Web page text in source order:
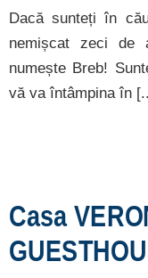
Dacă sunteți în
nemișcat zeci
numește Breb!
vă va întâmpina în
Casa